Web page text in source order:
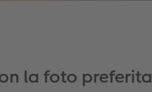
la foto preferita